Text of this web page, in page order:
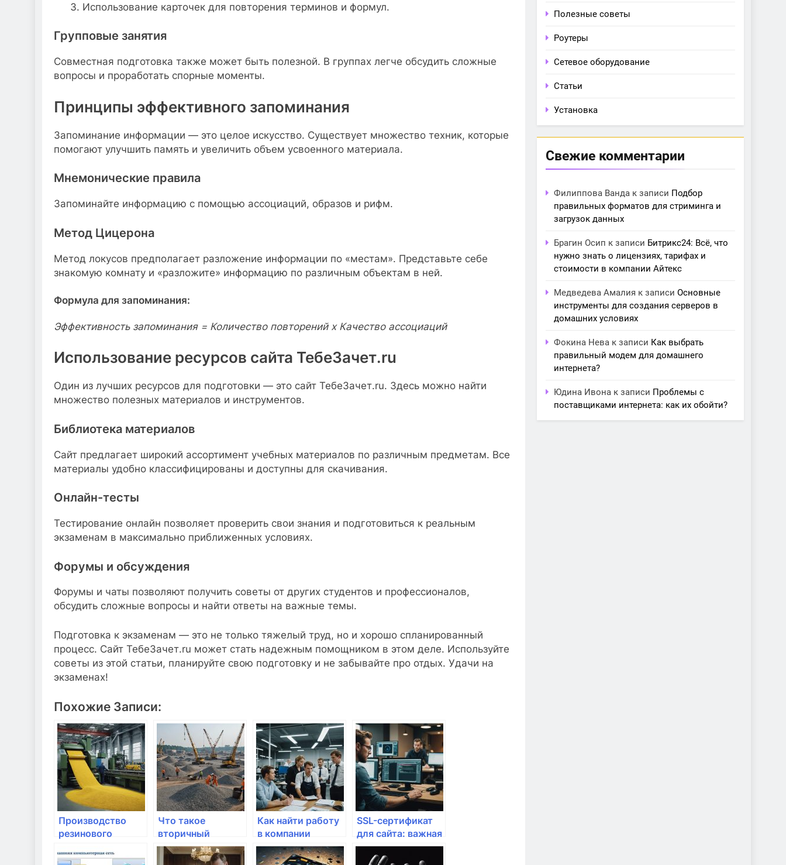
Использование карточек для повторения терминов и формул.
Групповые занятия
Совместная подготовка также может быть полезной. В группах легче обсудить сложные
вопросы и проработать спорные моменты.
Принципы эффективного запоминания
Запоминание информации — это целое искусство. Существует множество техник, которые
помогают улучшить память и увеличить объем усвоенного материала.
Мнемонические правила
Запоминайте информацию с помощью ассоциаций, образов и рифм.
Метод Цицерона
Метод локусов предполагает разложение информации по «местам». Представьте себе
знакомую комнату и «разложите» информацию по различным объектам в ней.
Формула для запоминания:
Эффективность запоминания = Количество повторений x Качество ассоциаций
Использование ресурсов сайта ТебеЗачет.ru
Один из лучших ресурсов для подготовки — это сайт ТебеЗачет.ru. Здесь можно найти
множество полезных материалов и инструментов.
Библиотека материалов
Сайт предлагает широкий ассортимент учебных материалов по различным предметам. Все
материалы удобно классифицированы и доступны для скачивания.
Онлайн-тесты
Тестирование онлайн позволяет проверить свои знания и подготовиться к реальным
экзаменам в максимально приближенных условиях.
Форумы и обсуждения
Форумы и чаты позволяют получить советы от других студентов и профессионалов,
обсудить сложные вопросы и найти ответы на важные темы.
Подготовка к экзаменам — это не только тяжелый труд, но и хорошо спланированный
процесс. Сайт ТебеЗачет.ru может стать надежным помощником в этом деле. Используйте
советы из этой статьи, планируйте свою подготовку и не забывайте про отдых. Удачи на
экзаменах!
Похожие Записи:
Производство
резинового
детских и
Что такое
вторичный
щебень и его
преимущества
Как найти работу
в компании
Магнит в городе
Краснодар
SSL-сертификат
для сайта: важная
защита
информации и
Полезные советы
Роутеры
Сетевое оборудование
Статьи
Установка
Свежие комментарии
Филиппова Ванда к записи Подбор
правильных форматов для стриминга и
загрузок данных
Брагин Осип к записи Битрикс24: Всё, что
нужно знать о лицензиях, тарифах и
стоимости в компании Айтекс
Медведева Амалия к записи Основные
инструменты для создания серверов в
домашних условиях
Фокина Нева к записи Как выбрать
правильный модем для домашнего
интернета?
Юдина Ивона к записи Проблемы с
поставщиками интернета: как их обойти?